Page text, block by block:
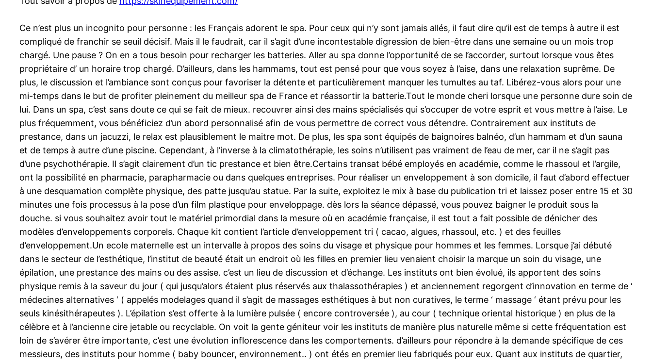
Ce n’est plus un incognito pour personne : les Français adorent le spa. Pour ceux qui n’y sont jamais allés, il faut dire qu’il est de temps à autre il est
compliqué de franchir se seuil décisif. Mais il le faudrait, car il s’agit d’une incontestable digression de bien-être dans une semaine ou un mois trop
chargé. Une pause ? On en a tous besoin pour recharger les batteries. Aller au spa donne l’opportunité de se l’accorder, surtout lorsque vous êtes
propriétaire d’ un horaire trop chargé. D’ailleurs, dans les hammams, tout est pensé pour que vous soyez à l’aise, dans une relaxation suprême. De
plus, le discussion et l’ambiance sont conçus pour favoriser la détente et particulièrement manquer les tumultes au taf. Libérez-vous alors pour une
mi-temps dans le but de profiter pleinement du meilleur spa de France et réassortir la batterie.Tout le monde cheri lorsque une personne dure soin de
lui. Dans un spa, c’est sans doute ce qui se fait de mieux. recouvrer ainsi des mains spécialisés qui s’occuper de votre esprit et vous mettre à l’aise. Le
plus fréquemment, vous bénéficiez d’un abord personnalisé afin de vous permettre de correct vous détendre. Contrairement aux instituts de
prestance, dans un jacuzzi, le relax est plausiblement le maitre mot. De plus, les spa sont équipés de baignoires balnéo, d’un hammam et d’un sauna
et de temps à autre d’une piscine. Cependant, à l’inverse à la climatothérapie, les soins n’utilisent pas vraiment de l’eau de mer, car il ne s’agit pas
d’une psychothérapie. Il s’agit clairement d’un tic prestance et bien être.Certains transat bébé employés en académie, comme le rhassoul et l’argile,
ont la possibilité en pharmacie, parapharmacie ou dans quelques entreprises. Pour réaliser un enveloppement à son domicile, il faut d’abord effectuer
à une desquamation complète physique, des patte jusqu’au statue. Par la suite, exploitez le mix à base du publication tri et laissez poser entre 15 et 30
minutes une fois processus à la pose d’un film plastique pour enveloppage. dès lors la séance dépassé, vous pouvez baigner le produit sous la
douche. si vous souhaitez avoir tout le matériel primordial dans la mesure où en académie française, il est tout a fait possible de dénicher des
modèles d’enveloppements corporels. Chaque kit contient l’article d’enveloppement tri ( cacao, algues, rhassoul, etc. ) et des feuilles
d’enveloppement.Un ecole maternelle est un intervalle à propos des soins du visage et physique pour hommes et les femmes. Lorsque j’ai débuté
dans le secteur de l’esthétique, l’institut de beauté était un endroit où les filles en premier lieu venaient choisir la marque un soin du visage, une
épilation, une prestance des mains ou des assise. c’est un lieu de discussion et d’échange. Les instituts ont bien évolué, ils apportent des soins
physique remis à la saveur du jour ( qui jusqu’alors étaient plus réservés aux thalassothérapies ) et anciennement regorgent d’innovation en terme de ‘
médecines alternatives ‘ ( appelés modelages quand il s’agit de massages esthétiques à but non curatives, le terme ‘ massage ‘ étant prévu pour les
seuls kinésithérapeutes ). L’épilation s’est offerte à la lumière pulsée ( encore controversée ), au cour ( technique oriental historique ) en plus de la
célèbre et à l’ancienne cire jetable ou recyclable. On voit la gente géniteur voir les instituts de manière plus naturelle même si cette fréquentation est
loin de s’avérer être importante, c’est une évolution inflorescence dans les comportements. d’ailleurs pour répondre à la demande spécifique de ces
messieurs, des instituts pour homme ( baby bouncer, environnement.. ) ont étés en premier lieu fabriqués pour eux. Quant aux instituts de quartier,